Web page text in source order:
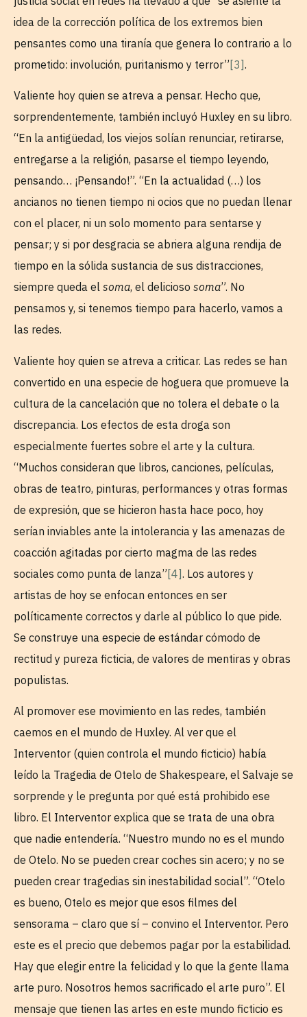
idea de la corrección política de los extremos bien
pensantes como una tiranía que genera lo contrario a lo
prometido: involución, puritanismo y terror”[3].
Valiente hoy quien se atreva a pensar. Hecho que,
sorprendentemente, también incluyó Huxley en su libro.
“En la antigüedad, los viejos solían renunciar, retirarse,
entregarse a la religión, pasarse el tiempo leyendo,
pensando… ¡Pensando!”. “En la actualidad (…) los
ancianos no tienen tiempo ni ocios que no puedan llenar
con el placer, ni un solo momento para sentarse y
pensar; y si por desgracia se abriera alguna rendija de
tiempo en la sólida sustancia de sus distracciones,
siempre queda el soma, el delicioso soma”. No
pensamos y, si tenemos tiempo para hacerlo, vamos a
las redes.
Valiente hoy quien se atreva a criticar. Las redes se han
convertido en una especie de hoguera que promueve la
cultura de la cancelación que no tolera el debate o la
discrepancia. Los efectos de esta droga son
especialmente fuertes sobre el arte y la cultura.
“Muchos consideran que libros, canciones, películas,
obras de teatro, pinturas, performances y otras formas
de expresión, que se hicieron hasta hace poco, hoy
serían inviables ante la intolerancia y las amenazas de
coacción agitadas por cierto magma de las redes
sociales como punta de lanza”[4]. Los autores y
artistas de hoy se enfocan entonces en ser
políticamente correctos y darle al público lo que pide.
Se construye una especie de estándar cómodo de
rectitud y pureza ficticia, de valores de mentiras y obras
populistas.
Al promover ese movimiento en las redes, también
caemos en el mundo de Huxley. Al ver que el
Interventor (quien controla el mundo ficticio) había
leído la Tragedia de Otelo de Shakespeare, el Salvaje se
sorprende y le pregunta por qué está prohibido ese
libro. El Interventor explica que se trata de una obra
que nadie entendería. “Nuestro mundo no es el mundo
de Otelo. No se pueden crear coches sin acero; y no se
pueden crear tragedias sin inestabilidad social”. “Otelo
es bueno, Otelo es mejor que esos filmes del
sensorama – claro que sí – convino el Interventor. Pero
este es el precio que debemos pagar por la estabilidad.
Hay que elegir entre la felicidad y lo que la gente llama
arte puro. Nosotros hemos sacrificado el arte puro”. El
mensaje que tienen las artes en este mundo ficticio es